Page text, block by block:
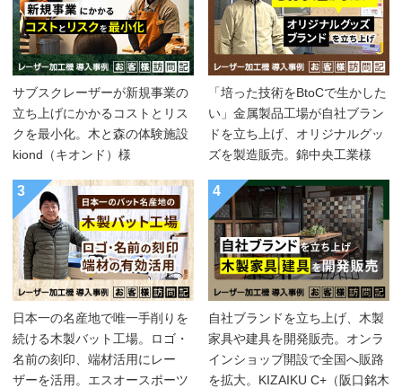
サブスクレーザーが新規事業の
立ち上げにかかるコストとリス
クを最小化。木と森の体験施設
kiond（キオンド）様
「培った技術をBtoCで生かした
い」金属製品工場が自社ブラン
ドを立ち上げ、オリジナルグッ
ズを製造販売。錦中央工業様
3
日本一の名産地で唯一手削りを
続ける木製バット工場。ロゴ・
名前の刻印、端材活用にレー
ザーを活用。エスオースポーツ
4
自社ブランドを立ち上げ、木製
家具や建具を開発販売。オンラ
インショップ開設で全国へ販路
を拡大。KIZAIKU C+（阪口銘木